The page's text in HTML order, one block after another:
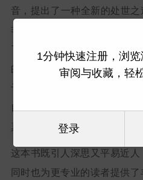
音，提出了一种全新的处世
非其功利价值的生活方式。
了几项根本的“懒散权利”：懒
的权利、文学的权利，以及
予的特权，而是对抗资本主
自主的表达。它们正是那些“
真正支撑着我们生命的本质。
这本书既引人深思又平易近人
同时也为更专业的读者提供
1分钟快速注册，浏
审阅与收藏，轻
登录